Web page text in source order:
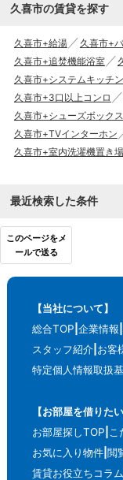
久喜市の賃貸を探す
久喜市+給湯 久喜市+
久喜市+追焚機能浴室
久喜市+システムキッチン
久喜市+3口以上コンロ
久喜市+シューズボックス
久喜市+TVインターホン
久喜市+室内洗濯機置き場
最近検索した条件
このページをメ
ールで送る
【当社について】
総合TOP 企業情報
スタッフ紹介 お客
特定個人情報取扱
【お部屋を借りたい
お部屋探しTOP
お気に入り物件 閲
賃貸お役立ちコラム